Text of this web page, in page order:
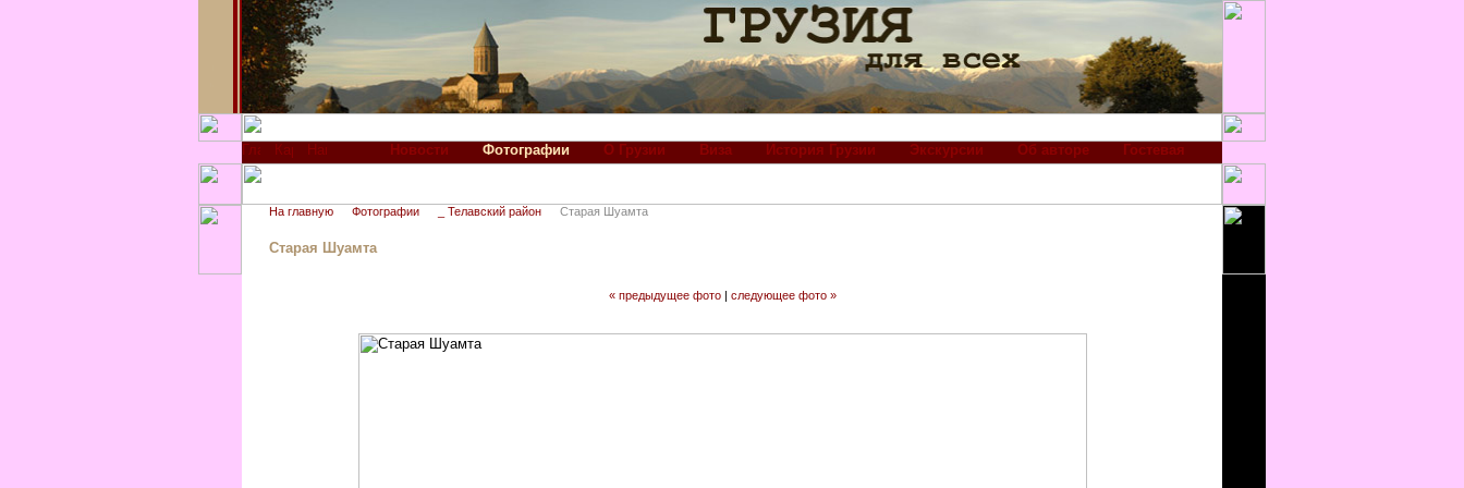
Новости Фотографии О Грузии Виза История Грузии Экскурсии Об авторе Гостевая
На главную Фотографии _ Телавский район Старая Шуамта
Старая Шуамта
« предыдущее фото | следующее фото »